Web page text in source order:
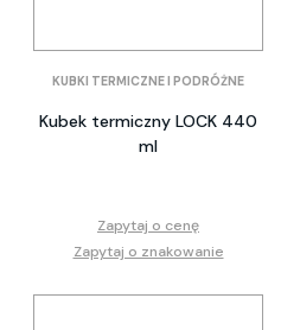
KUBKI TERMICZNE I PODRÓŻNE
Kubek termiczny LOCK 440
ml
Zapytaj o cenę
Zapytaj o znakowanie